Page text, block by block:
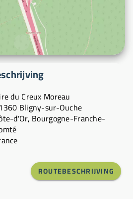
du Creux Moreau
Bligny-sur-Ouche
d'Or, Bourgogne-Franche-
ROUTEBESCHRIJVING